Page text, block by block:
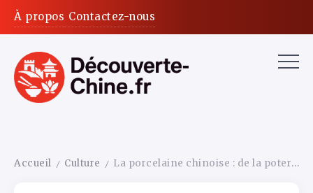
À propos Contactez-nous
Accueil / Culture / La porcelaine chinoise : de la poterie néolithique aux fours de Jingdezhen, 7 000 ans d’excellence